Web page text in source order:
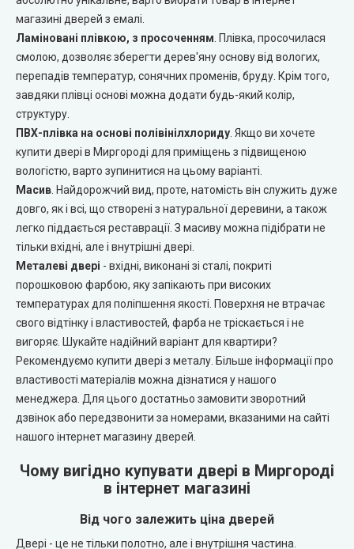
MSDoors (МСДорс)
KFD (КФД)
GRAND (Гранд)
LUXDOORS (ЛюксДорс)
Portalino Doors (Порталіно)
CITY (Сіті фарбовані двері)
Free Style doors (Фрі Стайл під фарбування)
Контур
Danapris Doors (Данапріс Дорс)
DRUID (Друід)
магазині дверей з емалі.
Ламіновані плівкою, з просоченням . Плівка, просочилася
смолою, дозволяє зберегти дерев'яну основу від вологих,
перепадів температур, сонячних променів, бруду. Крім того,
завдяки плівці основі можна додати будь-який колір,
структуру.
ПВХ-плівка на основі полівінілхлориду . Якщо ви хочете
купити двері в Миргороді для приміщень з підвищеною
вологістю, варто зупинитися на цьому варіанті.
Масив . Найдорожчий вид, проте, натомість він служить дуже
довго, як і всі, що створені з натуральної деревини, а також
легко піддається реставрації. З масиву можна підібрати не
тільки вхідні, але і внутрішні двері.
Металеві двері - вхідні, виконані зі сталі, покриті
порошковою фарбою, яку запікають при високих
температурах для поліпшення якості. Поверхня не втрачає
свого відтінку і властивостей, фарба не тріскається і не
вигоряє. Шукайте надійний варіант для квартири?
Рекомендуємо купити двері з металу. Більше інформації про
властивості матеріалів можна дізнатися у нашого
менеджера. Для цього достатньо замовити зворотний
дзвінок або передзвонити за номерами, вказаними на сайті
нашого інтернет магазину дверей.
Чому вигідно купувати двері в Миргороді
в інтернет магазині
Від чого залежить ціна дверей
Двері - це не тільки полотно, але і внутрішня частина.